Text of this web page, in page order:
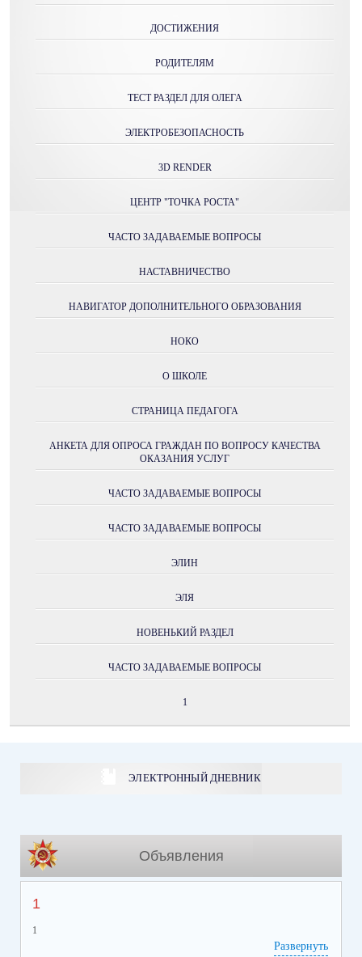
ДОСТИЖЕНИЯ
РОДИТЕЛЯМ
ТЕСТ РАЗДЕЛ ДЛЯ ОЛЕГА
ЭЛЕКТРОБЕЗОПАСНОСТЬ
3D RENDER
ЦЕНТР "ТОЧКА РОСТА"
ЧАСТО ЗАДАВАЕМЫЕ ВОПРОСЫ
НАСТАВНИЧЕСТВО
НАВИГАТОР ДОПОЛНИТЕЛЬНОГО ОБРАЗОВАНИЯ
НОКО
О ШКОЛЕ
СТРАНИЦА ПЕДАГОГА
АНКЕТА ДЛЯ ОПРОСА ГРАЖДАН ПО ВОПРОСУ КАЧЕСТВА
ОКАЗАНИЯ УСЛУГ
ЧАСТО ЗАДАВАЕМЫЕ ВОПРОСЫ
ЧАСТО ЗАДАВАЕМЫЕ ВОПРОСЫ
ЭЛИН
ЭЛЯ
НОВЕНЬКИЙ РАЗДЕЛ
ЧАСТО ЗАДАВАЕМЫЕ ВОПРОСЫ
1
ЭЛЕКТРОННЫЙ ДНЕВНИК
Объявления
1
1
Развернуть